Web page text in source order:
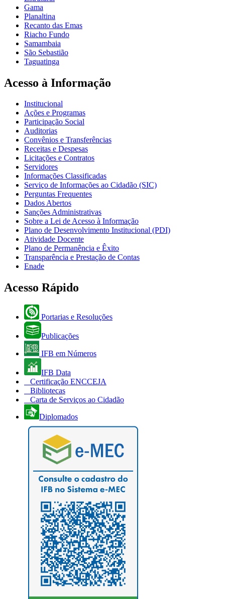
Gama
Planaltina
Recanto das Emas
Riacho Fundo
Samambaia
São Sebastião
Taguatinga
Acesso à Informação
Institucional
Ações e Programas
Participação Social
Auditorias
Convênios e Transferências
Receitas e Despesas
Licitações e Contratos
Servidores
Informações Classificadas
Serviço de Informações ao Cidadão (SIC)
Perguntas Frequentes
Dados Abertos
Sanções Administrativas
Sobre a Lei de Acesso à Informação
Plano de Desenvolvimento Institucional (PDI)
Atividade Docente
Plano de Permanência e Êxito
Transparência e Prestação de Contas
Enade
Acesso Rápido
Portarias e Resoluções
Publicações
IFB em Números
IFB Data
Certificação ENCCEJA
Bibliotecas
Carta de Serviços ao Cidadão
Diplomados